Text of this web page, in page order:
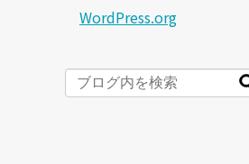
WordPress.org